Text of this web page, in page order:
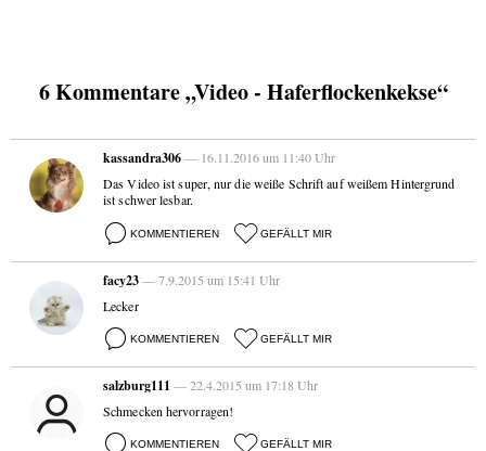
6 Kommentare „Video - Haferflockenkekse“
kassandra306— 16.11.2016 um 11:40 Uhr
Das Video ist super, nur die weiße Schrift auf weißem Hintergrund
ist schwer lesbar.
KOMMENTIEREN GEFÄLLT MIR
facy23— 7.9.2015 um 15:41 Uhr
Lecker
KOMMENTIEREN GEFÄLLT MIR
salzburg111 — 22.4.2015 um 17:18 Uhr
Schmecken hervorragen!
KOMMENTIEREN GEFÄLLT MIR